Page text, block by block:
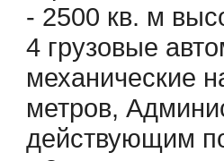
- 2500 кв. м
4 грузовые
механические
метров,
действующим